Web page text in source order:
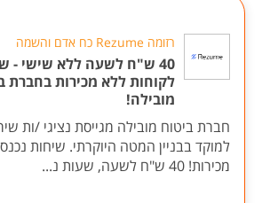
רזומה Rezume כח אדם והשמה
40 ש"ח לשעה ללא שישי -
לקוחות ללא מכירות בחברת
מובילה!
חברת ביטוח מובילה מגייסת נציגי /ות
למוקד בבניין המטה היוקרתי. שיחות
מכירות! 40 ש"ח לשעה, שעות נ...